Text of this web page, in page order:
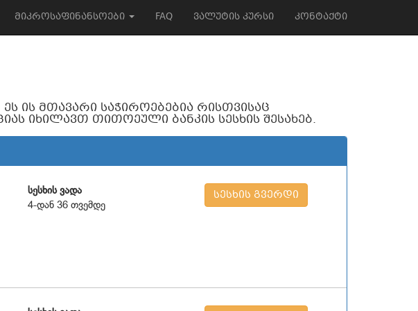
მიკროსაფინანსოები FAQ ვალუტის კურსი კონტაქტი
ეს ის მთავარი საჭიროებებია რისთვისაც
იხილავთ თითოეული ბანკის სესხის შესახებ.
სესხის ვადა
4-დან 36 თვემდე
სესხის გვერდი